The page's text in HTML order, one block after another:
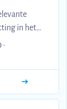
in het
•